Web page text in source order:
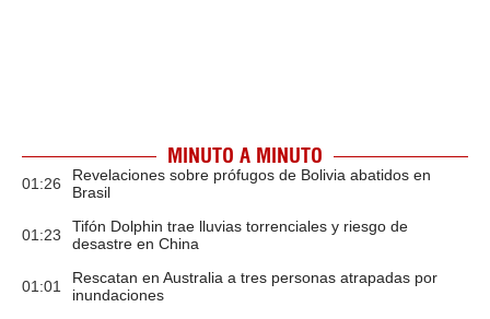
MINUTO A MINUTO
01:26
Revelaciones sobre prófugos de Bolivia abatidos en
Brasil
01:23
Tifón Dolphin trae lluvias torrenciales y riesgo de
desastre en China
01:01
Rescatan en Australia a tres personas atrapadas por
inundaciones